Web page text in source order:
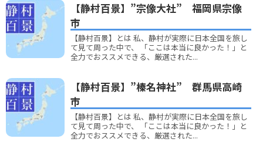
【静村百景】”宗像大社” 福岡県宗像
市
【静村百景】とは 私、静村が実際に日本全国を旅し
て見て周った中で、 「ここは本当に良かった！」と
全力でおススメできる、厳選された...
【静村百景】”榛名神社” 群馬県高崎
市
【静村百景】とは 私、静村が実際に日本全国を旅し
て見て周った中で、 「ここは本当に良かった！」と
全力でおススメできる、厳選された...